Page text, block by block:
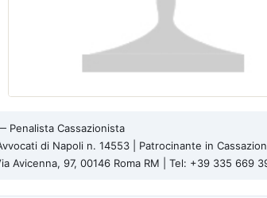
Penalista Cassazionista
di Napoli n. 14553 | Patrocinante in
Avicenna, 97, 00146 Roma RM | Tel: +39 335 669